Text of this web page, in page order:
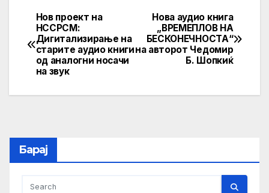
Post
navigation
Нова аудио книга
„ВРЕМЕПЛОВ НА
БЕСКОНЕЧНОСТА“
на авторот Чедомир
Б. Шопкиќ
Нов проект на
НССРСМ:
Дигитализирање на
старите аудио книги
од аналогни носачи
на звук
Барај